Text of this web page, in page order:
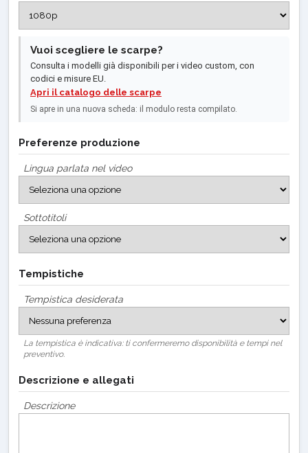
Vuoi scegliere le scarpe?
Consulta i modelli già disponibili per i video custom, con
codici e misure EU.
Apri il catalogo delle scarpe
Si apre in una nuova scheda: il modulo resta compilato.
Preferenze produzione
Lingua parlata nel video
Sottotitoli
Tempistiche
Tempistica desiderata
La tempistica è indicativa: ti confermeremo disponibilità e tempi nel
preventivo.
Descrizione e allegati
Descrizione